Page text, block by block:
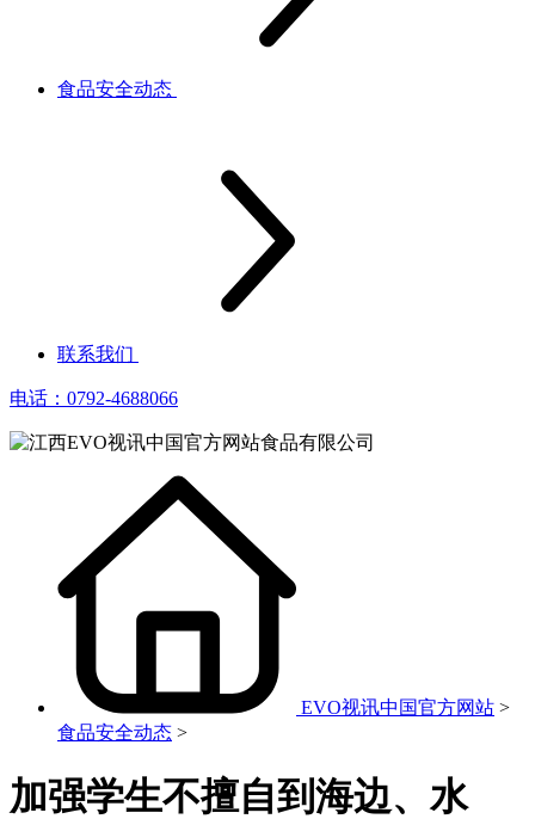
食品安全动态
联系我们
电话：0792-4688066
EVO视讯中国官方网站 >
食品安全动态 >
加强学生不擅自到海边、水